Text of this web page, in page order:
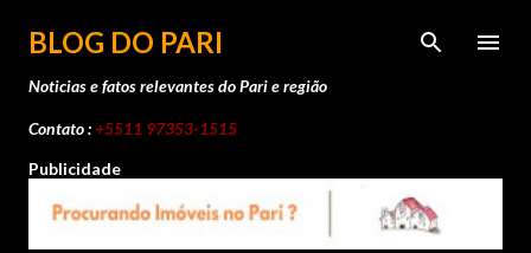
Pular para o conteúdo principal
BLOG DO PARI
Noticias e fatos relevantes do Pari e região
Contato :+5511 97353-1515
Publicidade